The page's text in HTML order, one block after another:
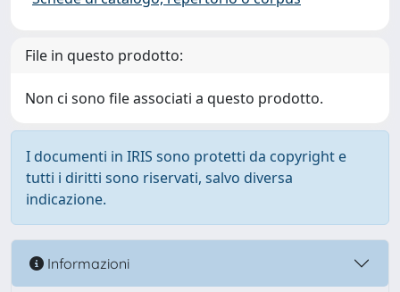
File in questo prodotto:
Non ci sono file associati a questo prodotto.
I documenti in IRIS sono protetti da copyright e
tutti i diritti sono riservati, salvo diversa
indicazione.
Informazioni